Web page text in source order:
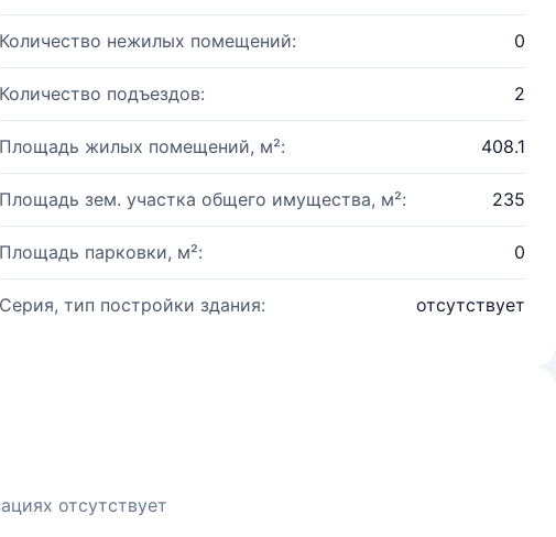
Количество нежилых помещений: 0
Количество подъездов: 2
Площадь жилых помещений, м²: 408.1
Площадь зем. участка общего имущества, м²: 235
Площадь парковки, м²: 0
Серия, тип постройки здания: отсутствует
отсутствует